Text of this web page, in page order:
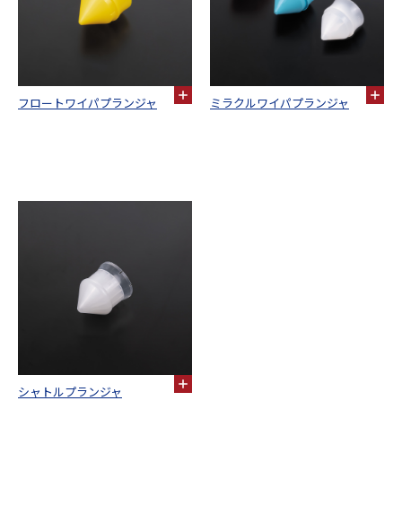
フロートワイパプランジャ ミラクルワイパプランジャ
シャトルプランジャ